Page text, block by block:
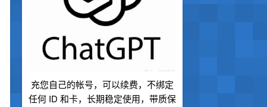
充您自己的帐号，可以续费，不绑定
任何 ID 和卡，长期稳定使用，带质保